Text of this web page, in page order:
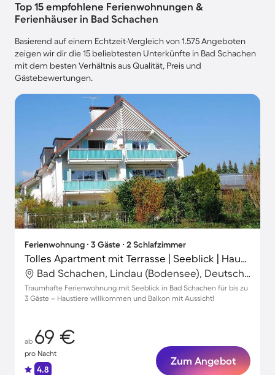
Top 15 empfohlene Ferienwohnungen &
Ferienhäuser in Bad Schachen
Basierend auf einem Echtzeit-Vergleich von 1.575 Angeboten
zeigen wir dir die 15 beliebtesten Unterkünfte in Bad Schachen
mit dem besten Verhältnis aus Qualität, Preis und
Gästebewertungen.
Ferienwohnung ∙ 3 Gäste ∙ 2 Schlafzimmer
Tolles Apartment mit Terrasse | Seeblick | Haustiere sind willkommen
Bad Schachen, Lindau (Bodensee), Deutschland
Traumhafte Ferienwohnung mit Seeblick in Bad Schachen für bis zu
3 Gäste – Haustiere willkommen und Balkon mit Aussicht!
ab 69 €
pro Nacht
4.8
Zum Angebot